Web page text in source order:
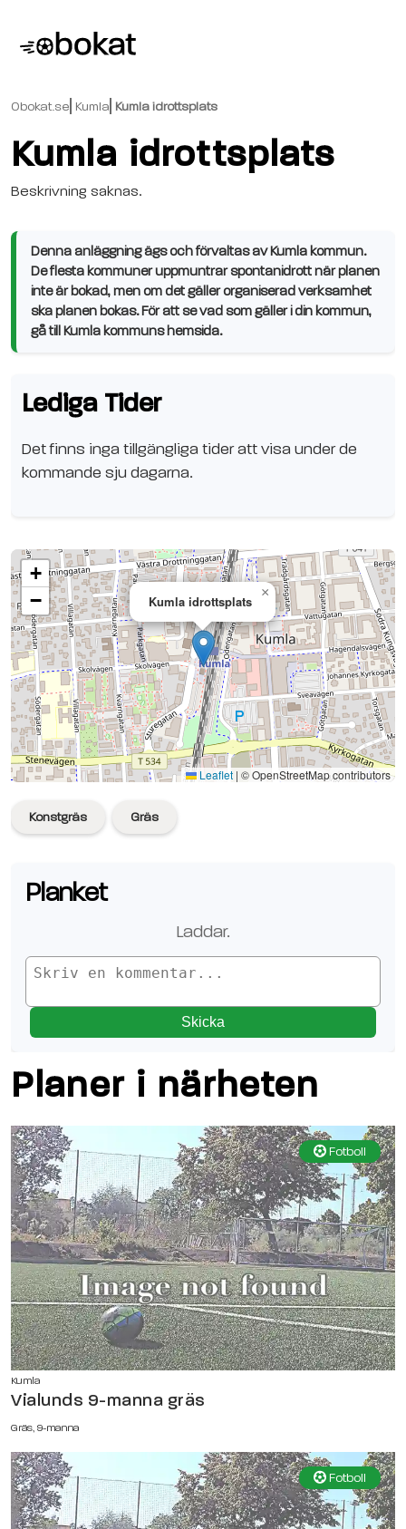
Obokat.se Kumla Kumla idrottsplats
Kumla idrottsplats
Beskrivning saknas.
Denna anläggning ägs och förvaltas av Kumla kommun.
De flesta kommuner uppmuntrar spontanidrott när planen
inte är bokad, men om det gäller organiserad verksamhet
ska planen bokas. För att se vad som gäller i din kommun,
gå till Kumla kommuns hemsida.
Lediga Tider
Det finns inga tillgängliga tider att visa under de
kommande sju dagarna.
Kumla idrottsplats
×
+
−
Leaflet | © OpenStreetMap contributors
Se planen på Google Maps
Konstgräs Gräs
Planket
Laddar..
Skicka
Planer i närheten
Fotboll
Kumla
Vialunds 9-manna gräs
Gräs, 9-manna
Fotboll